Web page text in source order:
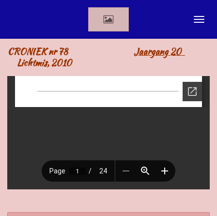
de
hoofdinhoud
CRONIEK nr 78 Jaargang 20
Lichtmis, 2010